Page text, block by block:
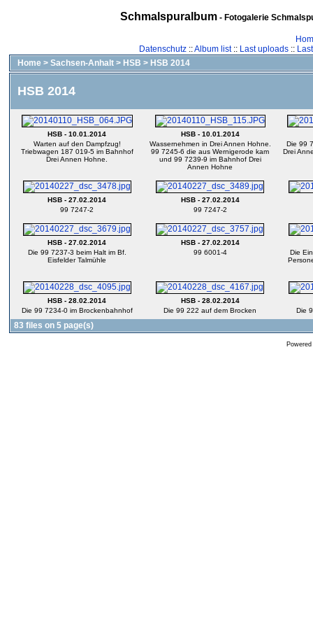
Schmalspuralbum- Fotogalerie
Datenschutz::Album list:: Last uploads::
Home > Sachsen-Anhalt > HSB > HSB 2014
HSB 2014
HSB - 10.01.2014
Warten auf den Dampfzug!
Triebwagen 187 019-5 im Bahnhof
Drei Annen Hohne.
HSB - 10.01.2014
Wassernehmen in Drei Annen Hohne.
99 7245-6 die aus Wernigerode kam
und 99 7239-9 im Bahnhof Drei
Annen Hohne
Die 99
Drei
HSB - 27.02.2014
99 7247-2
HSB - 27.02.2014
99 7247-2
HSB - 27.02.2014
Die 99 7237-3 beim Halt im Bf.
Eisfelder Talmühle
HSB - 27.02.2014
99 6001-4
Die
HSB - 28.02.2014
Die 99 7234-0 im Brockenbahnhof
HSB - 28.02.2014
Die 99 222 auf dem Brocken
Die
83 files on 5 page(s)